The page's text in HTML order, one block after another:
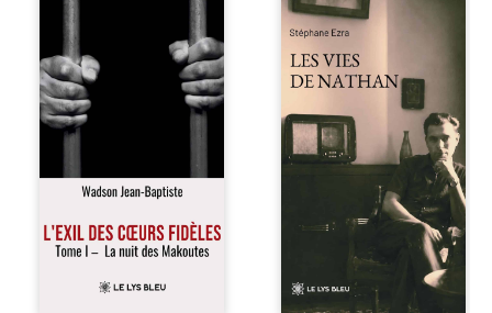
« Une nuit suffit
parfois pour briser
une famille… mais
certaines fidélités
traversent les
années. » Haïti,
sous la dictature
des Duvalier. La
peur s’étend
jusque dans les
villages les plus
reculés. À Bainet,
Jean-Joël Joli
mène une
avec sa famille.
Les vies de
Nathan est un
né en trois jours,
au printemps
2026. Pour la
première fois,
Stéphane Ezra,
médium, a pu
communiquer
avec son père,
disparu depuis
plus de vingt ans
et qu’il n’a jamais
connu. De ce
dialogue par-delà